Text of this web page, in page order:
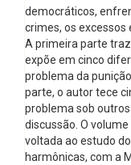
democráticos,
crimes, os excessos
A primeira parte
expõe em cinco
problema da
parte, o autor tece
problema sob
discussão. O
voltada ao estudo
harmônicas, com a